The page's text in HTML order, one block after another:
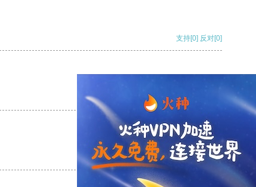
支持[0] 反对[0]
支持
支持[0] 反对[0]